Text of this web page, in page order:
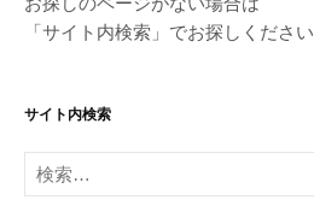
「サイト内検索」でお探しください
サイト内検索
検
索: